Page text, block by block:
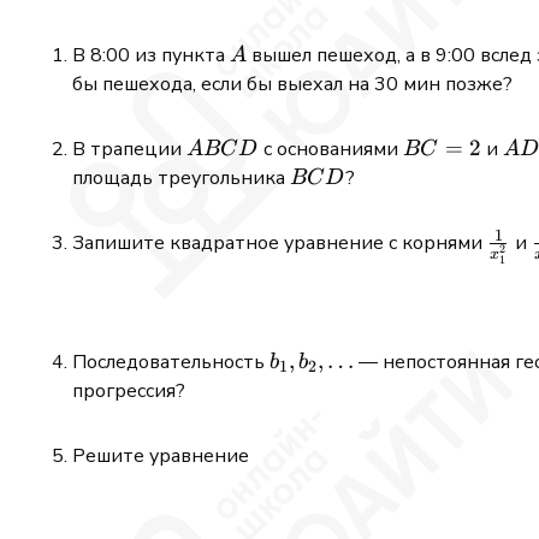
В 8:00 из пунктаA
A вышел пешеход, а в 9:00
бы пешехода, если бы выехал на 30 мин позже?
В трапецииABCD
ABCD с основаниями BC
BC = 2 иAD
AD
площадь треугольника BCD
BCD?
Запишите квадратное уравнение с корнями x1
2
1 и
Последовательность b_1,
b1, b2, … — непостоянная
прогрессия?
Решите уравнение